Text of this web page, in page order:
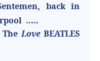
back in
.....
TheLoveBEATLES